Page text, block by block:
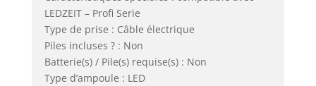
LEDZEIT – Profi Serie
Type de prise : Câble électrique
Piles incluses ? : Non
Batterie(s) / Pile(s) requise(s) : Non
Type d’ampoule : LED